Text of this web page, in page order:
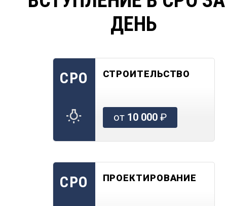
ДЕНЬ
СРО СТРОИТЕЛЬСТВО
от 10 000₽
СРО ПРОЕКТИРОВАНИЕ